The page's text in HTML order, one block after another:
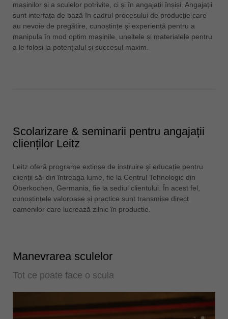
Україна
yкраїнська
mașinilor și a sculelor potrivite, ci și în angajații înșiși. Angajații
sunt interfața de bază în cadrul procesului de producție care
au nevoie de pregătire, cunoștințe și experiență pentru a
manipula în mod optim mașinile, uneltele și materialele pentru
a le folosi la potențialul și succesul maxim.
Scolarizare & seminarii pentru angajații
clienților Leitz
Leitz oferă programe extinse de instruire și educație pentru
clienții săi din întreaga lume, fie la Centrul Tehnologic din
Oberkochen, Germania, fie la sediul clientului. În acest fel,
cunoștințele valoroase și practice sunt transmise direct
oamenilor care lucrează zilnic în productie.
Manevrarea sculelor
Tot ce poate face o scula